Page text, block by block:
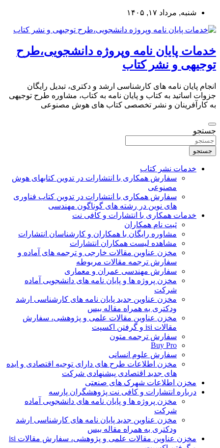
بروید
شنبه, مرداد ۱۷, ۱۴۰۵
خدمات پایان نامه وپروژه دانشجویی،طرح
توجیهی و نشر کتاب
انجام پایان نامه های کارشناسی ارشد و دکتری، تبدیل رایگان
جزوات اساتید به کتاب و پایان نامه به کتاب، مشاوره طرح توجیهی
به کارآفرینان و نشر تخصصی کتاب های هوش مصنوعی
جستجو
جستجو
خدمات نشر کتاب
سفارش همکاری با انتشارات در تدوین کتابهای هوش
مصنوعی
سفارش همکاری با انتشارات در تدوین کتاب فناوری
های نوین در رشته های گوناگون مهندسی
خدمات همکاری با انتشارات و کافی نت
ثبت نام همکاران
مشاوره رایگان با همکاران و کارشناسان انتشارات
مشاهده لیست همکاران انتشارات
مخزن عناوین مقالات خارجی و ترجمه های آماده و
سفارش ترجمه مقالات مربوطه
سفارش مهندسی عمران و معماری
مخزن پروژه ها و پایان نامه های دانشجویی آماده
شرکت
مخزن عناوین جدید پایان نامه های کارشناسی ارشد
ودکتری به همراه مقاله بیس
مخزن عناوین مقالات علمی و پژوهشی، سفارش
مقالات isi و گرفتن اکسپت
سفارش ترجمه متون
Buy Pro
سفارش علوم انسانی
مخزن اطلاعات طرح های دارای توجیه اقتصادی و ایده
های جدید اقتصادی پیشنهادی شرکت
مخزن اطلاعات شهرک های صنعتی
درباره انتشارات و کافی نت پژوهشگران پارسه
مخزن پروژه ها و پایان نامه های دانشجویی آماده
شرکت
مخزن عناوین جدید پایان نامه های کارشناسی ارشد
ودکتری به همراه مقاله بیس
مخزن عناوین مقالات علمی و پژوهشی، سفارش مقالات isi